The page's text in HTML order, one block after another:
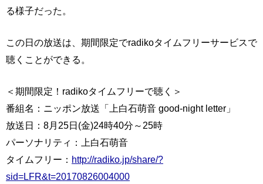
る様子だった。
この日の放送は、期間限定でradikoタイムフリーサービスで
聴くことができる。
＜期間限定！radikoタイムフリーで聴く＞
番組名：ニッポン放送「上白石萌音 good‐night letter」
放送日：8月25日(金)24時40分～25時
パーソナリティ：上白石萌音
タイムフリー： http://radiko.jp/share/?
sid=LFR&t=20170826004000